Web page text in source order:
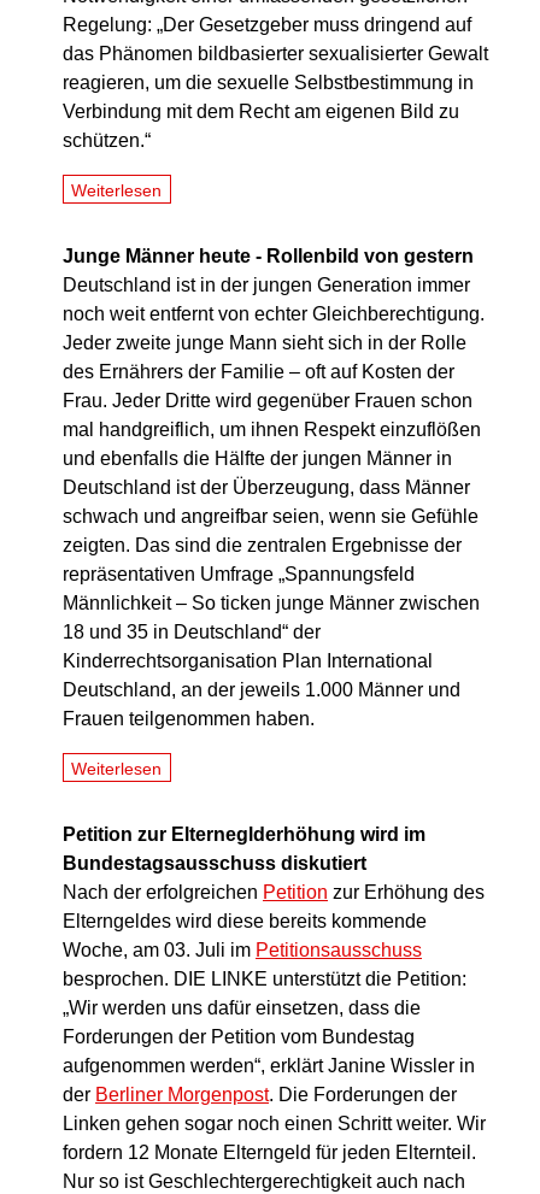
Regelung: „Der Gesetzgeber muss dringend auf
das Phänomen bildbasierter sexualisierter Gewalt
reagieren, um die sexuelle Selbstbestimmung in
Verbindung mit dem Recht am eigenen Bild zu
schützen.“
Weiterlesen
Junge Männer heute - Rollenbild von gestern
Deutschland ist in der jungen Generation immer
noch weit entfernt von echter Gleichberechtigung.
Jeder zweite junge Mann sieht sich in der Rolle
des Ernährers der Familie – oft auf Kosten der
Frau. Jeder Dritte wird gegenüber Frauen schon
mal handgreiflich, um ihnen Respekt einzuflößen
und ebenfalls die Hälfte der jungen Männer in
Deutschland ist der Überzeugung, dass Männer
schwach und angreifbar seien, wenn sie Gefühle
zeigten. Das sind die zentralen Ergebnisse der
repräsentativen Umfrage „Spannungsfeld
Männlichkeit – So ticken junge Männer zwischen
18 und 35 in Deutschland“ der
Kinderrechtsorganisation Plan International
Deutschland, an der jeweils 1.000 Männer und
Frauen teilgenommen haben.
Weiterlesen
Petition zur Elterneglderhöhung wird im
Bundestagsausschuss diskutiert
Nach der erfolgreichen Petition zur Erhöhung des
Elterngeldes wird diese bereits kommende
Woche, am 03. Juli im Petitionsausschuss
besprochen. DIE LINKE unterstützt die Petition:
„Wir werden uns dafür einsetzen, dass die
Forderungen der Petition vom Bundestag
aufgenommen werden“, erklärt Janine Wissler in
der Berliner Morgenpost. Die Forderungen der
Linken gehen sogar noch einen Schritt weiter. Wir
fordern 12 Monate Elterngeld für jeden Elternteil.
Nur so ist Geschlechtergerechtigkeit auch nach